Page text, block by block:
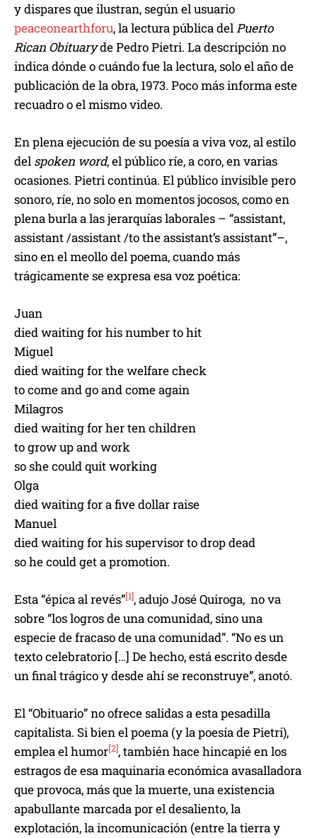
y dispares que ilustran, según el usuario
peaceonearthforu, la lectura pública delPuerto
Rican Obituaryde Pedro Pietri. La descripción no
indica dónde o cuándo fue la lectura, solo el año de
publicación de la obra, 1973. Poco más informa este
recuadro o el mismo video.
En plena ejecución de su poesía a viva voz, al estilo
del spoken word, el público ríe, a coro, en varias
ocasiones. Pietri continúa. El público invisible pero
sonoro, ríe, no solo en momentos jocosos, como en
plena burla a las jerarquías laborales – “assistant,
assistant /assistant /to the assistant’s assistant”–,
sino en el meollo del poema, cuando más
trágicamente se expresa esa voz poética:
Juan
died waiting for his number to hit
Miguel
died waiting for the welfare check
to come and go and come again
Milagros
died waiting for her ten children
to grow up and work
so she could quit working
Olga
died waiting for a five dollar raise
Manuel
died waiting for his supervisor to drop dead
so he could get a promotion.
Esta “épica al revés”[1], adujo José Quiroga, no va
sobre “los logros de una comunidad, sino una
especie de fracaso de una comunidad”. “No es un
texto celebratorio […] De hecho, está escrito desde
un final trágico y desde ahí se reconstruye”, anotó.
El “Obituario” no ofrece salidas a esta pesadilla
capitalista. Si bien el poema (y la poesía de Pietri),
emplea el humor[2], también hace hincapié en los
estragos de esa maquinaria económica avasalladora
que provoca, más que la muerte, una existencia
apabullante marcada por el desaliento, la
explotación, la incomunicación (entre la tierra y